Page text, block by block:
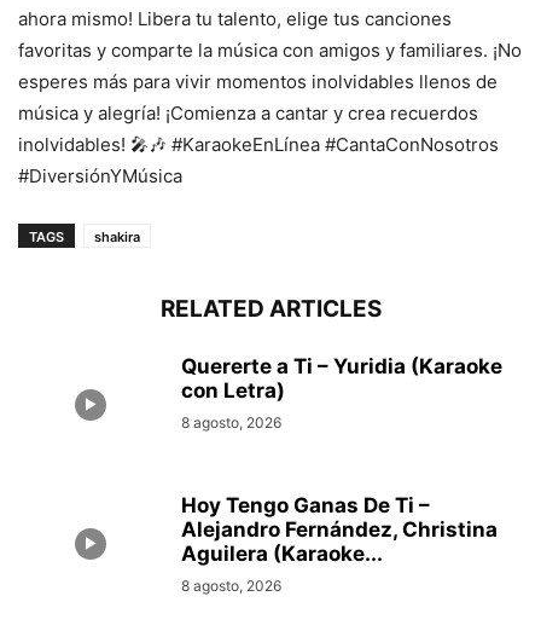
ahora mismo! Libera tu talento, elige tus canciones
favoritas y comparte la música con amigos y familiares. ¡No
esperes más para vivir momentos inolvidables llenos de
música y alegría! ¡Comienza a cantar y crea recuerdos
inolvidables! 🎤🎶 #KaraokeEnLínea #CantaConNosotros
#DiversiónYMúsica
TAGS shakira
RELATED ARTICLES
Quererte a Ti – Yuridia (Karaoke
con Letra)
8 agosto, 2026
Hoy Tengo Ganas De Ti –
Alejandro Fernández, Christina
Aguilera (Karaoke...
8 agosto, 2026